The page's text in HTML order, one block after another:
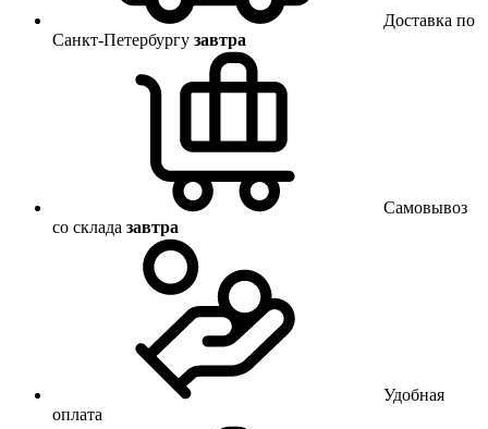
Доставка по
Санкт-Петербургу завтра
Самовывоз
со склада завтра
Удобная
оплата